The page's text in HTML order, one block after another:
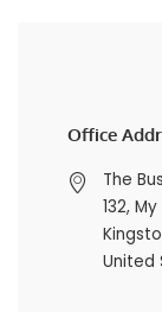
Office
The
132,
United